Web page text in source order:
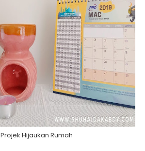
Projek Hijaukan Rumah